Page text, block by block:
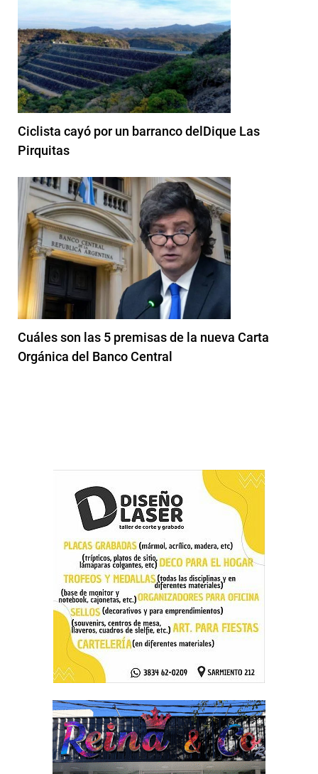
Ciclista cayó por un barranco delDique Las
Pirquitas
Cuáles son las 5 premisas de la nueva Carta
Orgánica del Banco Central